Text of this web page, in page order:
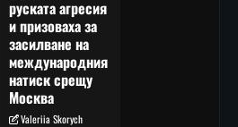
руската агресия
и призоваха за
засилване на
международния
натиск срещу
Москва
Valeriia Skorych